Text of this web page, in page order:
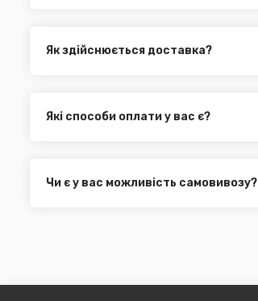
Як здійснюється доставка?
Нова Пошта (термін доставки 1 - 3
Укр. Пошта (термін доставки 1 - 3
машин, наприклад бампера і спідниці і
Які способи оплати у вас є?
Чи є у вас можливість самовивозу?